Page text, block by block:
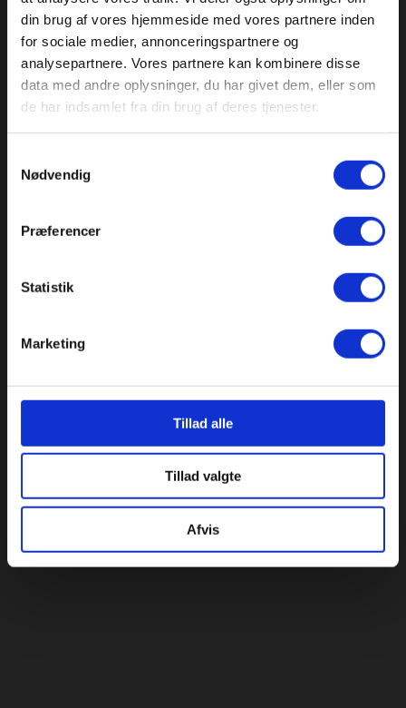
din brug af vores hjemmeside med vores partnere inden
for sociale medier, annonceringspartnere og
analysepartnere. Vores partnere kan kombinere disse
data med andre oplysninger, du har givet dem, eller som
de har indsamlet fra din brug af deres tjenester.
Nødvendig
Præferencer
Statistik
Marketing
Tillad alle
Tillad valgte
Afvis